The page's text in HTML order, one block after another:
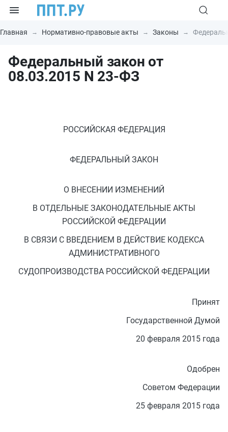
Главная Нормативно-правовые акты Законы
Федеральный закон от
08.03.2015 N 23-ФЗ
РОССИЙСКАЯ ФЕДЕРАЦИЯ
ФЕДЕРАЛЬНЫЙ ЗАКОН
О ВНЕСЕНИИ ИЗМЕНЕНИЙ
В ОТДЕЛЬНЫЕ ЗАКОНОДАТЕЛЬНЫЕ АКТЫ
РОССИЙСКОЙ ФЕДЕРАЦИИ
В СВЯЗИ С ВВЕДЕНИЕМ В ДЕЙСТВИЕ КОДЕКСА
АДМИНИСТРАТИВНОГО
СУДОПРОИЗВОДСТВА РОССИЙСКОЙ ФЕДЕРАЦИИ
Принят
Государственной Думой
20 февраля 2015 года
Одобрен
Советом Федерации
25 февраля 2015 года